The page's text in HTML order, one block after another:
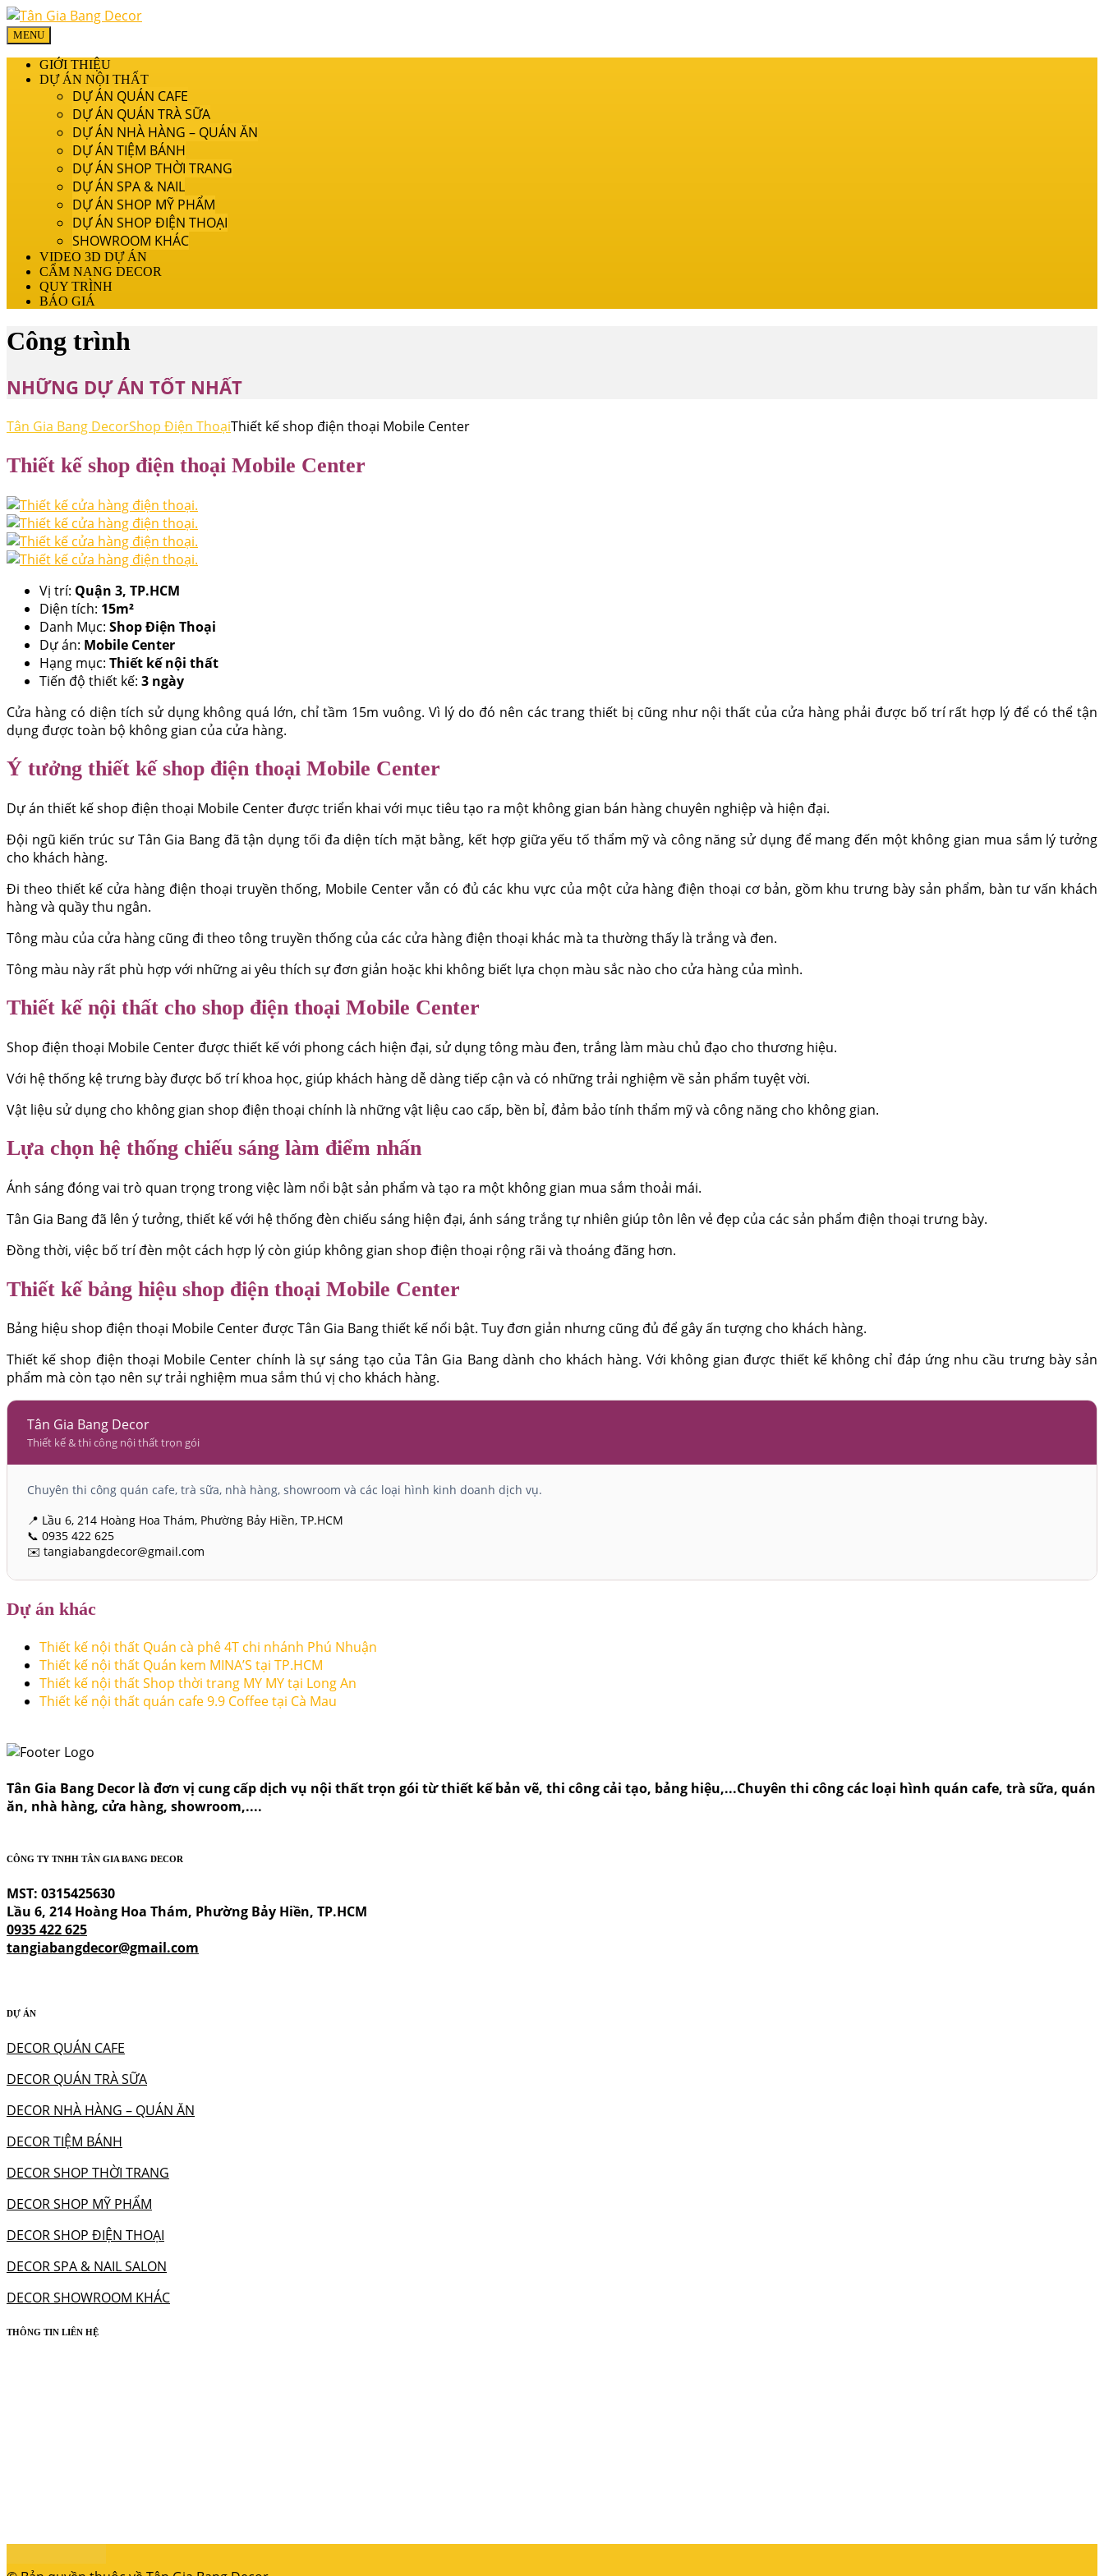
MENU
GIỚI THIỆU
DỰ ÁN NỘI THẤT
DỰ ÁN QUÁN CAFE
DỰ ÁN QUÁN TRÀ SỮA
DỰ ÁN NHÀ HÀNG – QUÁN ĂN
DỰ ÁN TIỆM BÁNH
DỰ ÁN SHOP THỜI TRANG
DỰ ÁN SPA & NAIL
DỰ ÁN SHOP MỸ PHẨM
DỰ ÁN SHOP ĐIỆN THOẠI
SHOWROOM KHÁC
VIDEO 3D DỰ ÁN
CẨM NANG DECOR
QUY TRÌNH
BÁO GIÁ
Công trình
NHỮNG DỰ ÁN TỐT NHẤT
Tân Gia Bang DecorShop Điện ThoạiThiết kế shop điện thoại Mobile Center
Thiết kế shop điện thoại Mobile Center
Vị trí: Quận 3, TP.HCM
Diện tích: 15m²
Danh Mục: Shop Điện Thoại
Dự án: Mobile Center
Hạng mục: Thiết kế nội thất
Tiến độ thiết kế: 3 ngày
Cửa hàng có diện tích sử dụng không quá lớn, chỉ tầm 15m vuông. Vì lý do đó nên các trang thiết bị cũng như nội thất của cửa hàng phải được bố trí rất hợp lý để có thể tận
dụng được toàn bộ không gian của cửa hàng.
Ý tưởng thiết kế shop điện thoại Mobile Center
Dự án thiết kế shop điện thoại Mobile Center được triển khai với mục tiêu tạo ra một không gian bán hàng chuyên nghiệp và hiện đại.
Đội ngũ kiến trúc sư Tân Gia Bang đã tận dụng tối đa diện tích mặt bằng, kết hợp giữa yếu tố thẩm mỹ và công năng sử dụng để mang đến một không gian mua sắm lý tưởng
cho khách hàng.
Đi theo thiết kế cửa hàng điện thoại truyền thống, Mobile Center vẫn có đủ các khu vực của một cửa hàng điện thoại cơ bản, gồm khu trưng bày sản phẩm, bàn tư vấn khách
hàng và quầy thu ngân.
Tông màu của cửa hàng cũng đi theo tông truyền thống của các cửa hàng điện thoại khác mà ta thường thấy là trắng và đen.
Tông màu này rất phù hợp với những ai yêu thích sự đơn giản hoặc khi không biết lựa chọn màu sắc nào cho cửa hàng của mình.
Thiết kế nội thất cho shop điện thoại Mobile Center
Shop điện thoại Mobile Center được thiết kế với phong cách hiện đại, sử dụng tông màu đen, trắng làm màu chủ đạo cho thương hiệu.
Với hệ thống kệ trưng bày được bố trí khoa học, giúp khách hàng dễ dàng tiếp cận và có những trải nghiệm về sản phẩm tuyệt vời.
Vật liệu sử dụng cho không gian shop điện thoại chính là những vật liệu cao cấp, bền bỉ, đảm bảo tính thẩm mỹ và công năng cho không gian.
Lựa chọn hệ thống chiếu sáng làm điểm nhấn
Ánh sáng đóng vai trò quan trọng trong việc làm nổi bật sản phẩm và tạo ra một không gian mua sắm thoải mái.
Tân Gia Bang đã lên ý tưởng, thiết kế với hệ thống đèn chiếu sáng hiện đại, ánh sáng trắng tự nhiên giúp tôn lên vẻ đẹp của các sản phẩm điện thoại trưng bày.
Đồng thời, việc bố trí đèn một cách hợp lý còn giúp không gian shop điện thoại rộng rãi và thoáng đãng hơn.
Thiết kế bảng hiệu shop điện thoại Mobile Center
Bảng hiệu shop điện thoại Mobile Center được Tân Gia Bang thiết kế nổi bật. Tuy đơn giản nhưng cũng đủ để gây ấn tượng cho khách hàng.
Thiết kế shop điện thoại Mobile Center chính là sự sáng tạo của Tân Gia Bang dành cho khách hàng. Với không gian được thiết kế không chỉ đáp ứng nhu cầu trưng bày sản
phẩm mà còn tạo nên sự trải nghiệm mua sắm thú vị cho khách hàng.
Tân Gia Bang Decor
Thiết kế & thi công nội thất trọn gói
Chuyên thi công quán cafe, trà sữa, nhà hàng, showroom và các loại hình kinh doanh dịch vụ.
📍 Lầu 6, 214 Hoàng Hoa Thám, Phường Bảy Hiền, TP.HCM
📞 0935 422 625
✉️ tangiabangdecor@gmail.com
Dự án khác
Thiết kế nội thất Quán cà phê 4T chi nhánh Phú Nhuận
Thiết kế nội thất Quán kem MINA’S tại TP.HCM
Thiết kế nội thất Shop thời trang MY MY tại Long An
Thiết kế nội thất quán cafe 9.9 Coffee tại Cà Mau
Tân Gia Bang Decor là đơn vị cung cấp dịch vụ nội thất trọn gói từ thiết kế bản vẽ, thi công cải tạo, bảng hiệu,...Chuyên thi công các loại hình quán cafe, trà sữa, quán
ăn, nhà hàng, cửa hàng, showroom,....
CÔNG TY TNHH TÂN GIA BANG DECOR
MST: 0315425630
Lầu 6, 214 Hoàng Hoa Thám, Phường Bảy Hiền, TP.HCM
0935 422 625
tangiabangdecor@gmail.com
DỰ ÁN
DECOR QUÁN CAFE
DECOR QUÁN TRÀ SỮA
DECOR NHÀ HÀNG – QUÁN ĂN
DECOR TIỆM BÁNH
DECOR SHOP THỜI TRANG
DECOR SHOP MỸ PHẨM
DECOR SHOP ĐIỆN THOẠI
DECOR SPA & NAIL SALON
DECOR SHOWROOM KHÁC
THÔNG TIN LIÊN HỆ